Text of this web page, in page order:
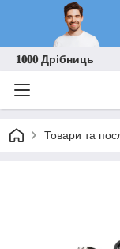
𝟏𝟎𝟎𝟎 Дрібниць
Товари та